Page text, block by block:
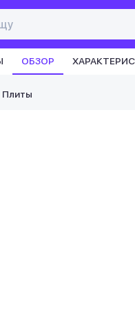
ОБЗОР
Плиты